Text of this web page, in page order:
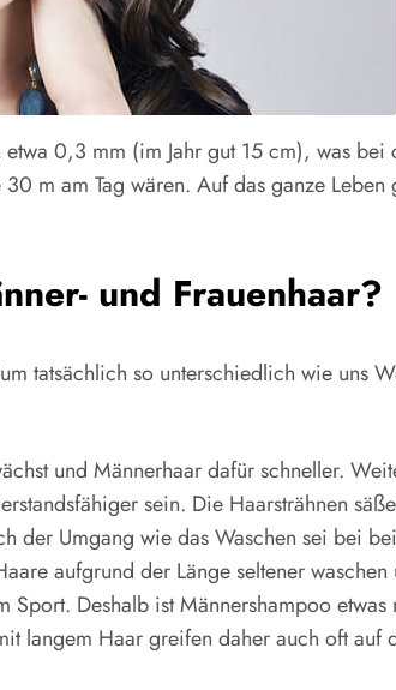
0,3 mm (im Jahr gut 15 cm), was
m am Tag wären. Auf das ganze Leben
und Frauenhaar?
tatsächlich so unterschiedlich wie uns
und Männerhaar dafür schneller.
sein. Die Haarsträhnen
der Umgang wie das Waschen sei bei
aufgrund der Länge seltener
Deshalb ist Männershampoo
langem Haar greifen daher auch oft auf